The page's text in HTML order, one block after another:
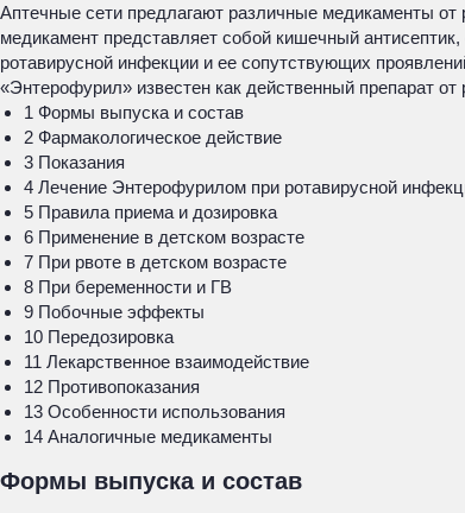
Аптечные сети предлагают различные медикаменты
медикамент представляет собой кишечный
ротавирусной инфекции и ее сопутствующих
«Энтерофурил» известен как действенный препарат
1 Формы выпуска и состав
2 Фармакологическое действие
3 Показания
4 Лечение Энтерофурилом при ротавирусной
5 Правила приема и дозировка
6 Применение в детском возрасте
7 При рвоте в детском возрасте
8 При беременности и ГВ
9 Побочные эффекты
10 Передозировка
11 Лекарственное взаимодействие
12 Противопоказания
13 Особенности использования
14 Аналогичные медикаменты
Формы выпуска и состав